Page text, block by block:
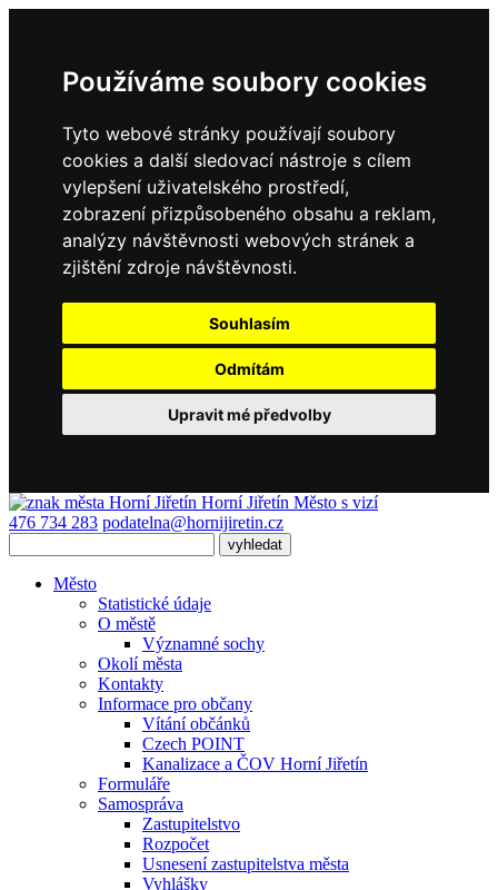
Používáme soubory cookies
Tyto webové stránky používají soubory
cookies a další sledovací nástroje s cílem
vylepšení uživatelského prostředí,
zobrazení přizpůsobeného obsahu a reklam,
analýzy návštěvnosti webových stránek a
zjištění zdroje návštěvnosti.
Souhlasím
Odmítám
Upravit mé předvolby
Horní Jiřetín Město s vizí
476 734 283 podatelna@hornijiretin.cz
Město
Statistické údaje
O městě
Významné sochy
Okolí města
Kontakty
Informace pro občany
Vítání občánků
Czech POINT
Kanalizace a ČOV Horní Jiřetín
Formuláře
Samospráva
Zastupitelstvo
Rozpočet
Usnesení zastupitelstva města
Vyhlášky